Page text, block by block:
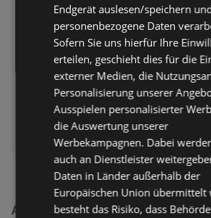
Entfernt: 34,25
ERHÄLTLICH BEI:
Action Filialen in der Nähe
Endgerät auslesen/speichern
personenbezogene Daten
Sofern Sie uns hierfür Ihre
erteilen, geschieht dies für die
externer Medien, die
Personalisierung unserer
Ausspielen personalisierter
die Auswertung unserer
Werbekampagnen. Dabei
auch an Dienstleister
Daten in Länder außerhalb der
Europäischen Union übermittelt
besteht das Risiko, dass